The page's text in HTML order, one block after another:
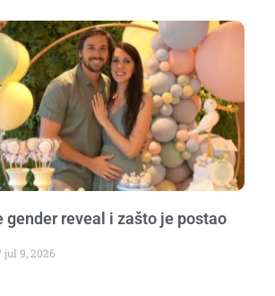
gender reveal i zašto je postao
jul 9, 2026